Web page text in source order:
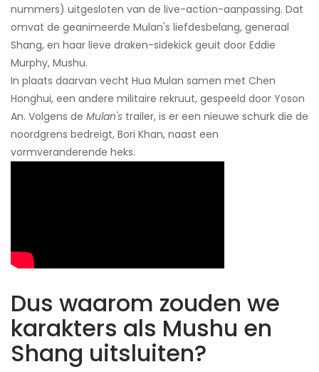
nummers) uitgesloten van de live-action-aanpassing. Dat
omvat de geanimeerde Mulan's liefdesbelang, generaal
Shang, en haar lieve draken-sidekick geuit door Eddie
Murphy, Mushu.
In plaats daarvan vecht Hua Mulan samen met Chen
Honghui, een andere militaire rekruut, gespeeld door Yoson
An. Volgens de Mulan's trailer, is er een nieuwe schurk die de
noordgrens bedreigt, Bori Khan, naast een
vormveranderende heks.
Dus waarom zouden we
karakters als Mushu en
Shang uitsluiten?